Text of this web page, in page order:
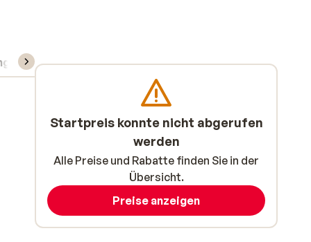
Skipass/Kurse/Material
Startpreis konnte nicht abgerufen
werden
Alle Preise und Rabatte finden Sie in der
Übersicht.
Preise anzeigen